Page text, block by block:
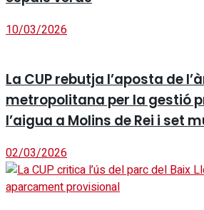
10/03/2026
La CUP rebutja l’aposta de
metropolitana per la gestió
l’aigua a Molins de Rei i set
02/03/2026